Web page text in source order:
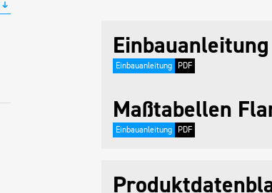
Einbauanleitung PDF
Maßtabellen
Einbauanleitung PDF